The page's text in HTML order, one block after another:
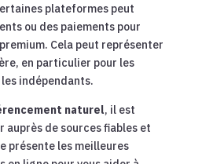
plateformes peut
ou des paiements pour
Cela peut représenter
en particulier pour les
indépendants.
naturel, il est
auprès de sources fiables et
présente les meilleures